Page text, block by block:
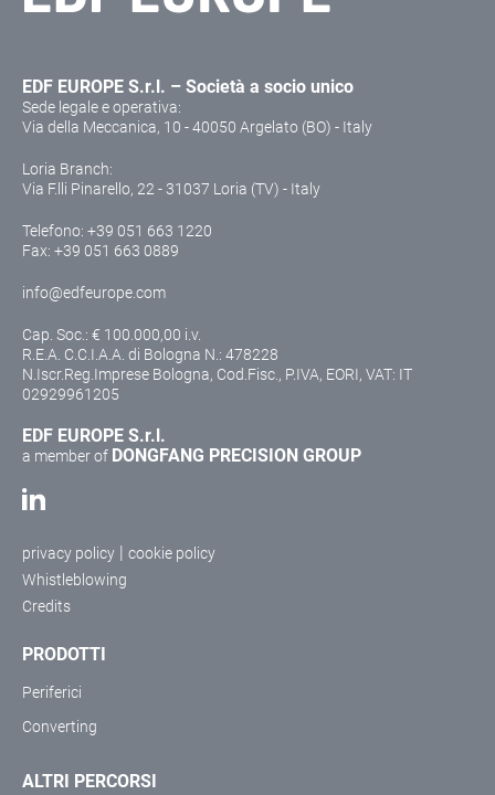
EDF EUROPE S.r.l. – Società a socio unico
Sede legale e operativa:
Via della Meccanica, 10 - 40050 Argelato (BO) - Italy
Loria Branch:
Via F.lli Pinarello, 22 - 31037 Loria (TV) - Italy
Telefono: +39 051 663 1220
Fax: +39 051 663 0889
info@edfeurope.com
Cap. Soc.: € 100.000,00 i.v.
R.E.A. C.C.I.A.A. di Bologna N.: 478228
N.Iscr.Reg.Imprese Bologna, Cod.Fisc., P.IVA, EORI, VAT: IT
02929961205
EDF EUROPE S.r.l.
a member of DONGFANG PRECISION GROUP
privacy policy
cookie policy
Whistleblowing
Credits
PRODOTTI
Periferici
Converting
ALTRI PERCORSI